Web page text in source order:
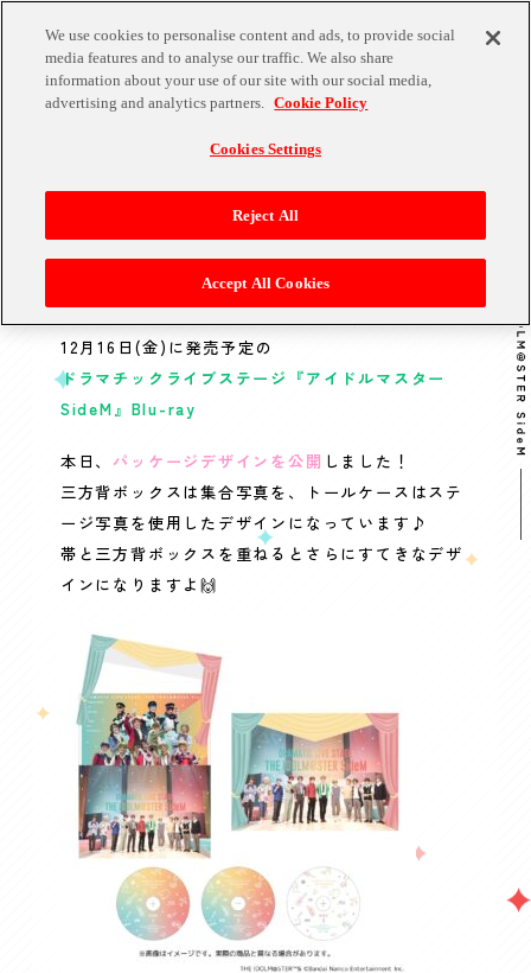
2022.11.03 GOODS
Blu-rayパッケージデザイン公開！ご予
約は今週末11月6日(日)まで！
12月16日(金)に発売予定の
ドラマチックライブステージ『アイドルマスター
SideM』Blu-ray
本日、 パッケージデザインを公開 しました！
三方背ボックスは集合写真を、トールケースはステ
ージ写真を使用したデザインになっています♪
帯と三方背ボックスを重ねるとさらにすてきなデザ
インになりますよ🙌
We use cookies to personalise content and ads, to provide social
media features and to analyse our traffic. We also share
information about your use of our site with our social media,
advertising and analytics partners. Cookie Policy
Cookies Settings
Reject All
Accept All Cookies